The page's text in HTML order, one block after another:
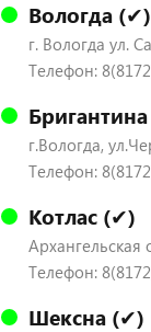
Вологда (✔)
г. Вологда ул.
Телефон:
г.Вологда,
Телефон:
Котлас (✔)
Архангельская
Телефон:
Шексна (✔)